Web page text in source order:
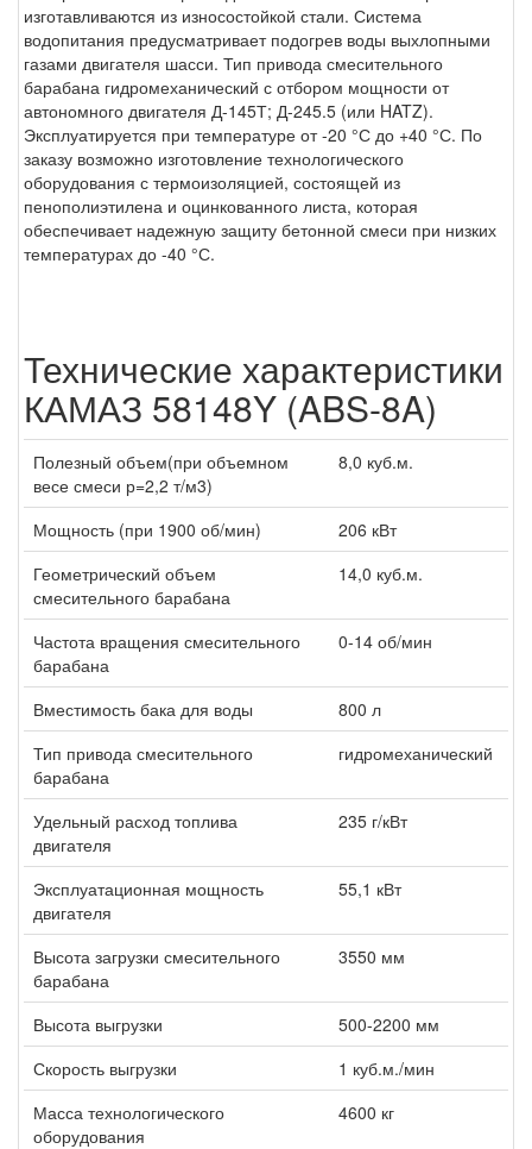
изготавливаются из износостойкой стали. Система
водопитания предусматривает подогрев воды выхлопными
газами двигателя шасси. Тип привода смесительного
барабана гидромеханический с отбором мощности от
автономного двигателя Д-145Т; Д-245.5 (или HATZ).
Эксплуатируется при температуре от -20 °С до +40 °С. По
заказу возможно изготовление технологического
оборудования с термоизоляцией, состоящей из
пенополиэтилена и оцинкованного листа, которая
обеспечивает надежную защиту бетонной смеси при низких
температурах до -40 °С.
Технические характеристики
КАМАЗ 58148Y (ABS-8A)
Полезный объем(при объемном
весе смеси р=2,2 т/м3)
8,0 куб.м.
Мощность (при 1900 об/мин)
206 кВт
Геометрический объем
смесительного барабана
14,0 куб.м.
Частота вращения смесительного
барабана
0-14 об/мин
Вместимость бака для воды
800 л
Тип привода смесительного
барабана
гидромеханический
Удельный расход топлива
двигателя
235 г/кВт
Эксплуатационная мощность
двигателя
55,1 кВт
Высота загрузки смесительного
барабана
3550 мм
Высота выгрузки
500-2200 мм
Скорость выгрузки
1 куб.м./мин
Масса технологического
оборудования
4600 кг